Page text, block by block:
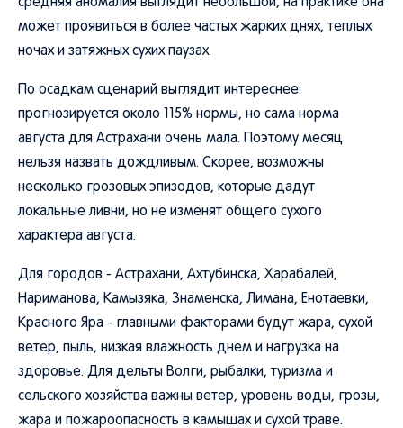
средняя аномалия выглядит небольшой, на практике она
может проявиться в более частых жарких днях, теплых
ночах и затяжных сухих паузах.
По осадкам сценарий выглядит интереснее:
прогнозируется около 115% нормы, но сама норма
августа для Астрахани очень мала. Поэтому месяц
нельзя назвать дождливым. Скорее, возможны
несколько грозовых эпизодов, которые дадут
локальные ливни, но не изменят общего сухого
характера августа.
Для городов - Астрахани, Ахтубинска, Харабалей,
Нариманова, Камызяка, Знаменска, Лимана, Енотаевки,
Красного Яра - главными факторами будут жара, сухой
ветер, пыль, низкая влажность днем и нагрузка на
здоровье. Для дельты Волги, рыбалки, туризма и
сельского хозяйства важны ветер, уровень воды, грозы,
жара и пожароопасность в камышах и сухой траве.